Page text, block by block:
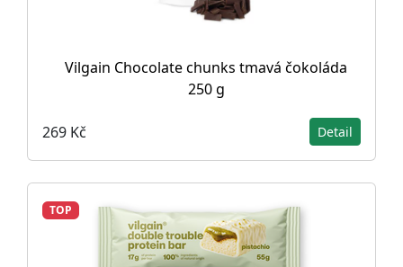
Vilgain Chocolate chunks tmavá čokoláda
250 g
269 Kč Detail
TOP